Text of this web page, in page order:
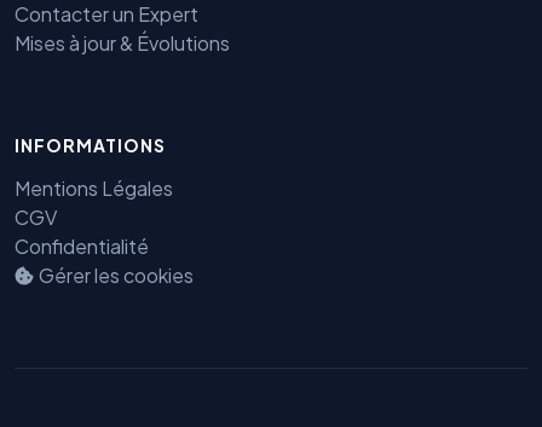
Contacter un Expert
Mises à jour & Évolutions
INFORMATIONS
Mentions Légales
CGV
Confidentialité
Gérer les cookies
GEO